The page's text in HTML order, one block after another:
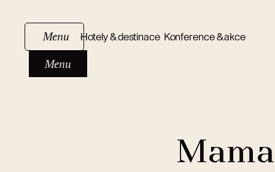
Menu
Menu
Hotely & destinace Konference & akce